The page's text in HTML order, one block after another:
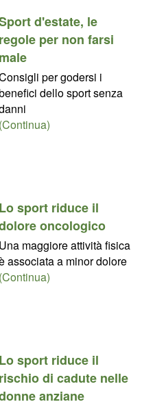
d'estate, le
regole per non farsi
male
per godersi i
dello sport senza
(Continua)
Lo sport riduce il
oncologico
Una maggiore attività fisica
associata a minor dolore
(Continua)
Lo sport riduce il
rischio di cadute nelle
anziane